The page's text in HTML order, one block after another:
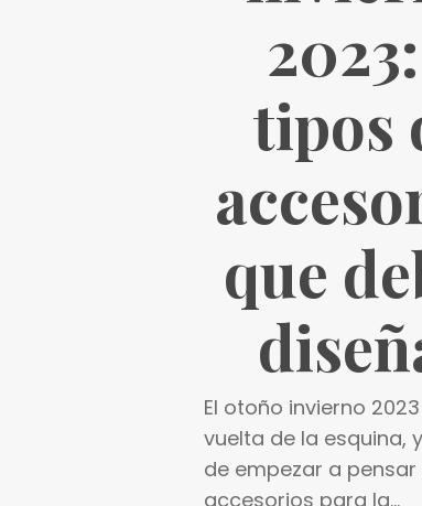
tipos
que
El otoño invierno
vuelta de la esquina,
de empezar a pensar
accesorios para la...